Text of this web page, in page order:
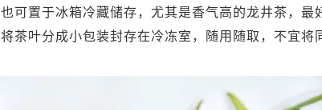
可置于冰箱冷藏储存，尤其是香气高的龙井茶，
茶叶分成小包装封存在冷冻室，随用随取，不宜